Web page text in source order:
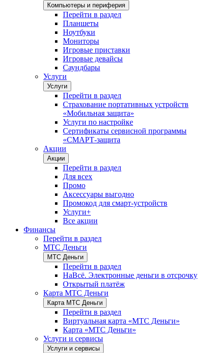
Компьютеры и периферия
Перейти в раздел
Планшеты
Ноутбуки
Мониторы
Игровые приставки
Игровые девайсы
Саундбары
Услуги
Услуги
Перейти в раздел
Страхование портативных устройств
«Мобильная защита»
Услуги по настройке
Сертификаты сервисной программы
«СМАРТ-защита
Акции
Акции
Перейти в раздел
Для всех
Промо
Аксессуары выгодно
Промокод для смарт-устройств
Услуги+
Все акции
Финансы
Перейти в раздел
МТС Деньги
МТС Деньги
Перейти в раздел
НаВсё. Электронные деньги в отсрочку
Открытый платёж
Карта МТС Деньги
Карта МТС Деньги
Перейти в раздел
Виртуальная карта «МТС Деньги»
Карта «МТС Деньги»
Услуги и сервисы
Услуги и сервисы